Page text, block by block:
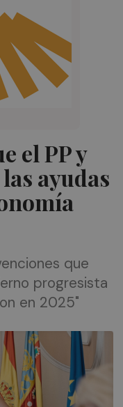
el PP y
ayudas
que
progresista
en 2025"